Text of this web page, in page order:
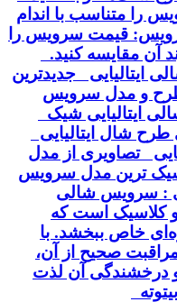
را متناسب با اندام
قیمت سرویس را
آن مقایسه کنید.
ایتالیایی جدیدترین
و مدل سرویس
ایتالیایی شیک
شال ایتالیایی
تصاویری از مدل
ترین مدل سرویس
: سرویس شالی
و کلاسیک است که
خاص ببخشد. با
صحیح از آن،
و درخشندگی آن لذت